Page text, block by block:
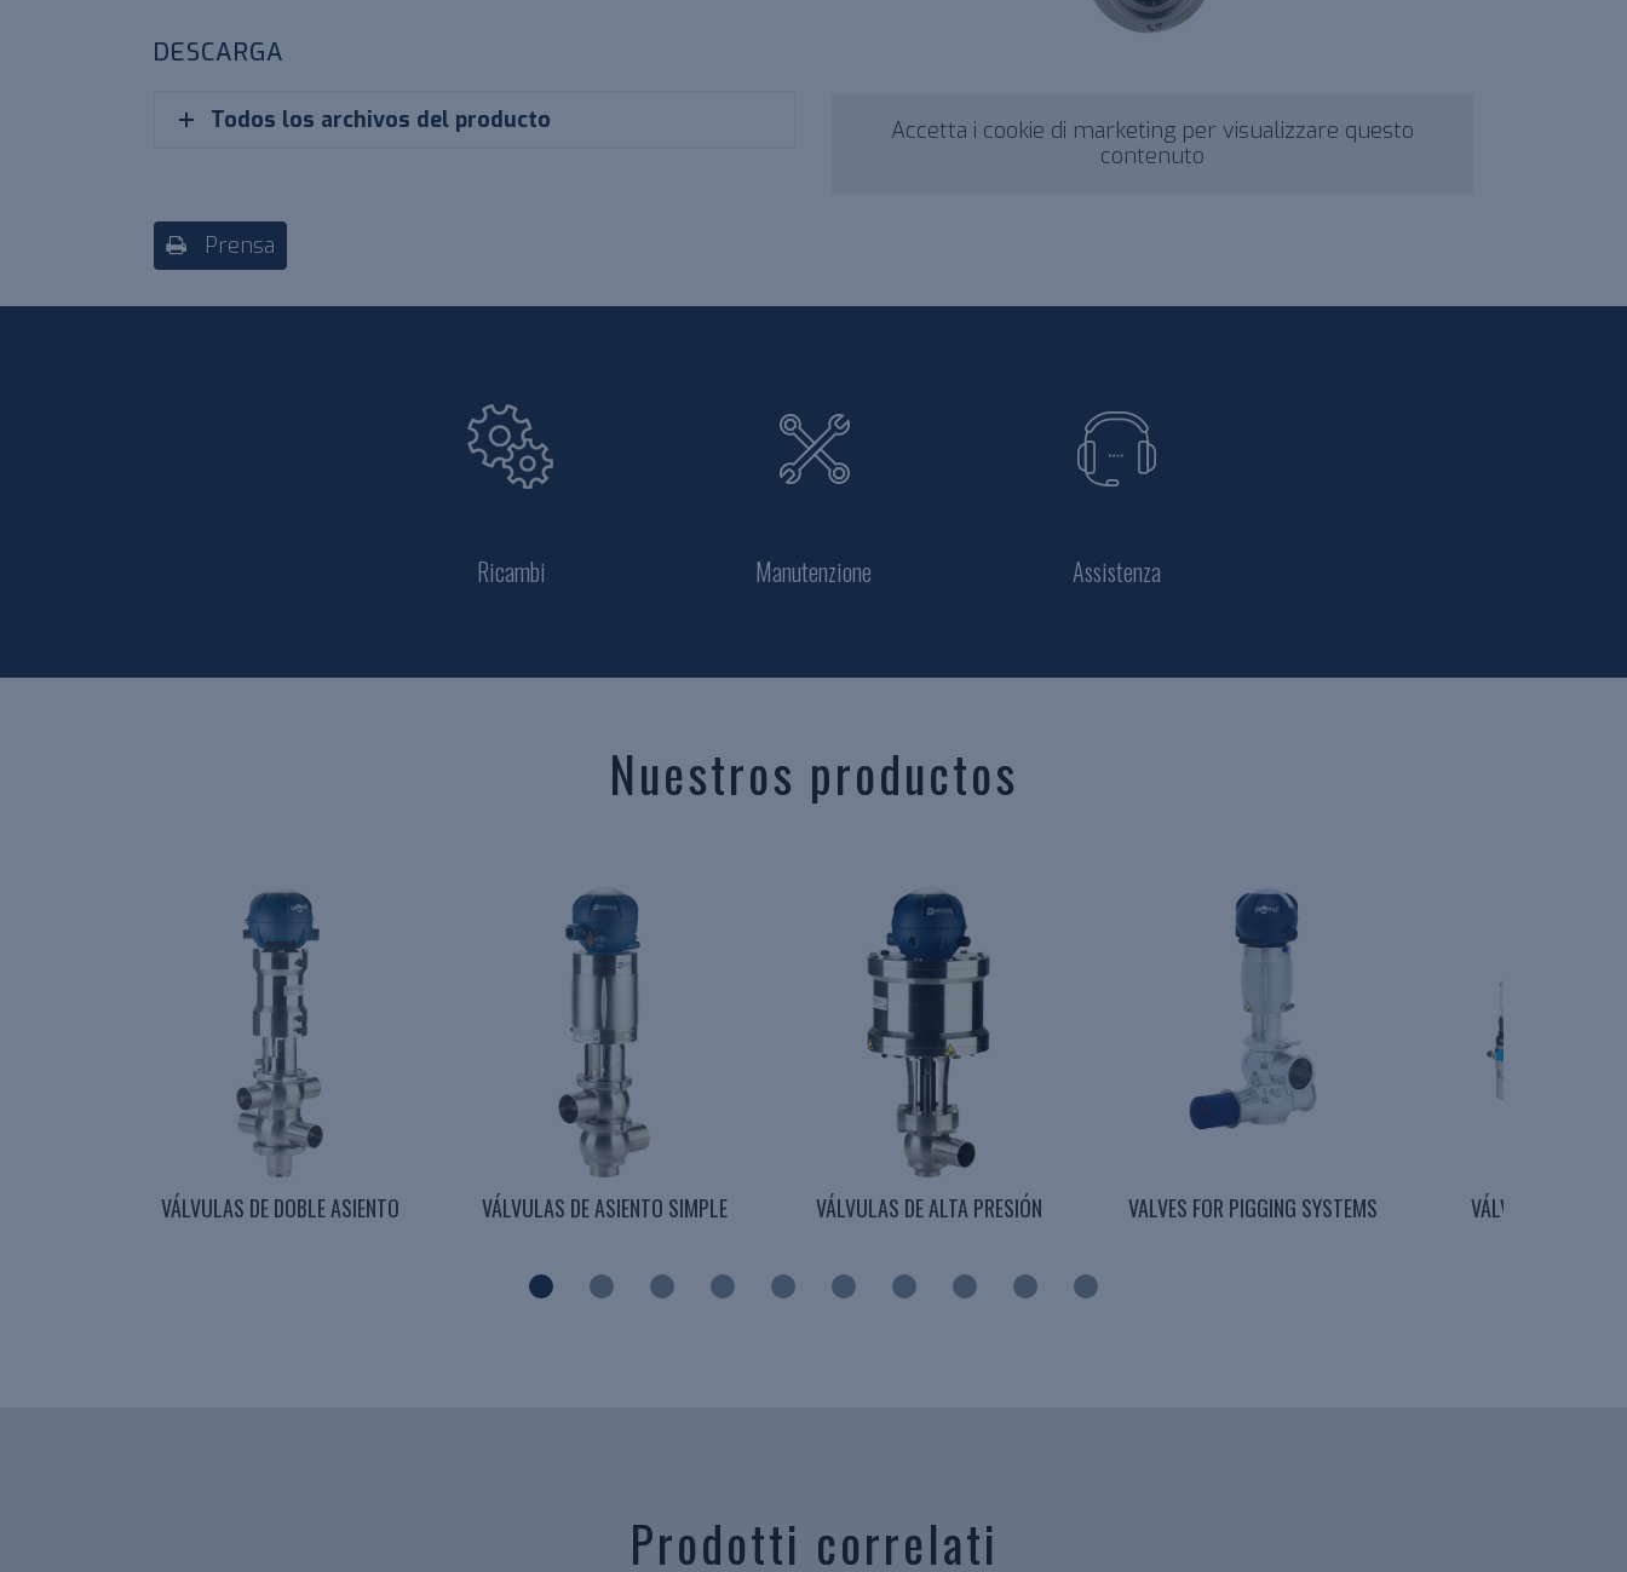
DESCARGA
Todos los archivos del producto
Prensa
Accetta i cookie di marketing per visualizzare questo
contenuto
Ricambi Manutenzione Assistenza
Nuestros productos
VÁLVULAS DE DOBLE ASIENTO VÁLVULAS DE ASIENTO SIMPLE VÁLVULAS DE ALTA PRESIÓN VALVES FOR PIGGING SYSTEMS VÁLVULAS
Prodotti correlati